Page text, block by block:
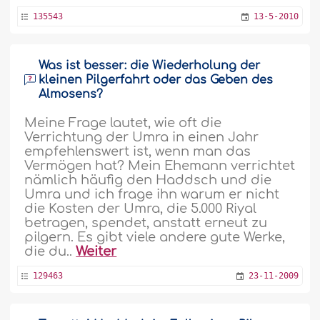
135543 13-5-2010
Was ist besser: die Wiederholung der
kleinen Pilgerfahrt oder das Geben des
Almosens?
Meine Frage lautet, wie oft die
Verrichtung der Umra in einen Jahr
empfehlenswert ist, wenn man das
Vermögen hat? Mein Ehemann verrichtet
nämlich häufig den Haddsch und die
Umra und ich frage ihn warum er nicht
die Kosten der Umra, die 5.000 Riyal
betragen, spendet, anstatt erneut zu
pilgern. Es gibt viele andere gute Werke,
die du..Weiter
129463 23-11-2009